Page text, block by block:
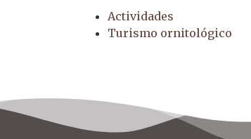
Actividades
Turismo ornitológico